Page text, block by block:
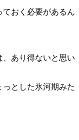
おく必要があるん
、あり得ないと思い
とした氷河期みた